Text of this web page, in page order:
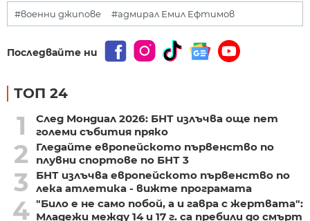
#военни джипове #адмирал Емил Ефтимов
Последвайте ни
ТОП 24
1
След Мондиал 2026: БНТ излъчва още пет
големи събития пряко
2
Гледайте европейското първенство по
плувни спортове по БНТ 3
3
БНТ излъчва европейското първенство по
лека атлетика - вижте програмата
4 "Било е не само побой, а и гавра с жертвата":
Младежи между 14 и 17 г. са пребили до смърт